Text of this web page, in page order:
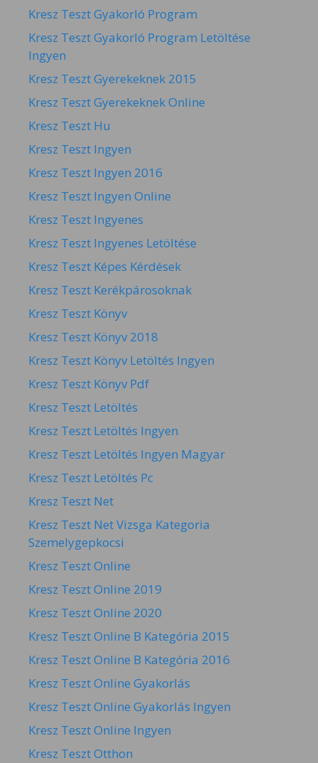
Kresz Teszt Gyakorló Program
Kresz Teszt Gyakorló Program Letöltése
Ingyen
Kresz Teszt Gyerekeknek 2015
Kresz Teszt Gyerekeknek Online
Kresz Teszt Hu
Kresz Teszt Ingyen
Kresz Teszt Ingyen 2016
Kresz Teszt Ingyen Online
Kresz Teszt Ingyenes
Kresz Teszt Ingyenes Letöltése
Kresz Teszt Képes Kérdések
Kresz Teszt Kerékpárosoknak
Kresz Teszt Könyv
Kresz Teszt Könyv 2018
Kresz Teszt Könyv Letöltés Ingyen
Kresz Teszt Könyv Pdf
Kresz Teszt Letöltés
Kresz Teszt Letöltés Ingyen
Kresz Teszt Letöltés Ingyen Magyar
Kresz Teszt Letöltés Pc
Kresz Teszt Net
Kresz Teszt Net Vizsga Kategoria
Szemelygepkocsi
Kresz Teszt Online
Kresz Teszt Online 2019
Kresz Teszt Online 2020
Kresz Teszt Online B Kategória 2015
Kresz Teszt Online B Kategória 2016
Kresz Teszt Online Gyakorlás
Kresz Teszt Online Gyakorlás Ingyen
Kresz Teszt Online Ingyen
Kresz Teszt Otthon